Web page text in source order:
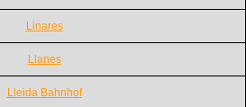
Linares
Llanes
Lleida Bahnhof